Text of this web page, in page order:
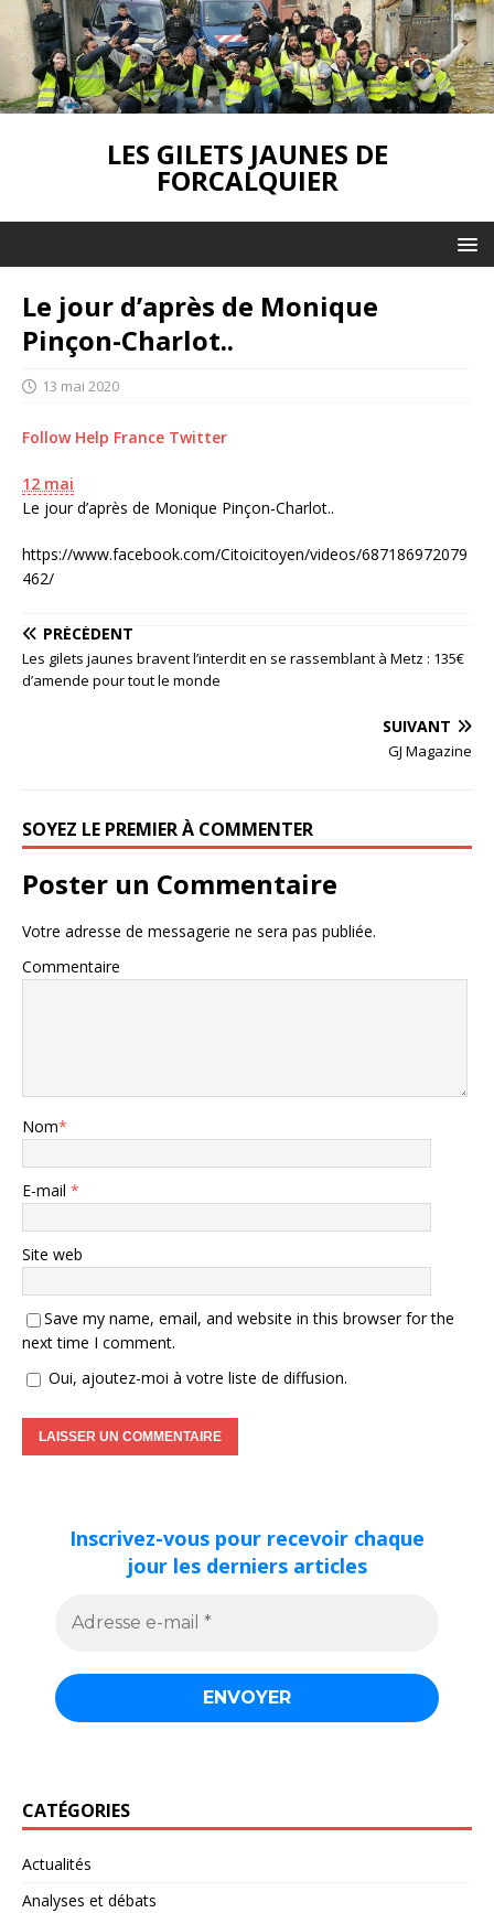
LES GILETS JAUNES DE
FORCALQUIER
Le jour d’après de Monique
Pinçon-Charlot..
13 mai 2020
Follow Help France Twitter
12 mai
Le jour d’après de Monique Pinçon-Charlot..
https://www.facebook.com/Citoicitoyen/videos/687186972079
462/
PRÉCÉDENT
Les gilets jaunes bravent l’interdit en se rassemblant à Metz : 135€
d’amende pour tout le monde
SUIVANT
GJ Magazine
SOYEZ LE PREMIER À COMMENTER
Poster un Commentaire
Votre adresse de messagerie ne sera pas publiée.
Commentaire
Nom*
E-mail *
Site web
Save my name, email, and website in this browser for the
next time I comment.
Oui, ajoutez-moi à votre liste de diffusion.
Inscrivez-vous pour recevoir chaque
jour les derniers articles
CATÉGORIES
Actualités
Analyses et débats